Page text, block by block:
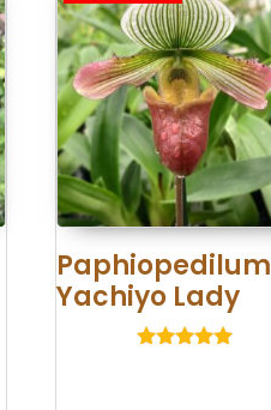
Paphiopedilum
Yachiyo Lady